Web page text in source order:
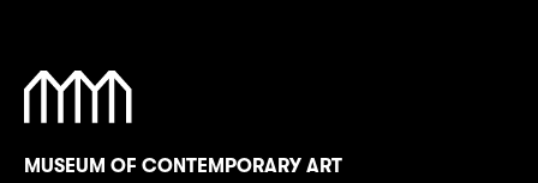
MUSEUM OF CONTEMPORARY ART